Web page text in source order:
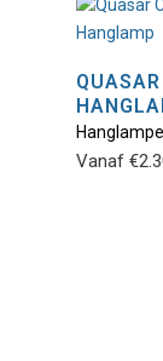
Vanaf €